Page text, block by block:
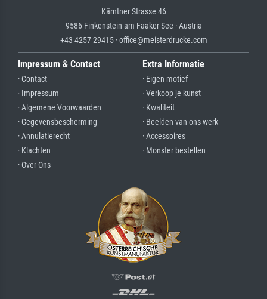
Kärntner Strasse 46
9586 Finkenstein am Faaker See · Austria
+43 4257 29415 · office@meisterdrucke.com
Impressum & Contact
· Contact
· Impressum
· Algemene Voorwaarden
· Gegevensbescherming
· Annulatierecht
· Klachten
· Over Ons
Extra Informatie
· Eigen motief
· Verkoop je kunst
· Kwaliteit
· Beelden van ons werk
· Accessoires
· Monster bestellen